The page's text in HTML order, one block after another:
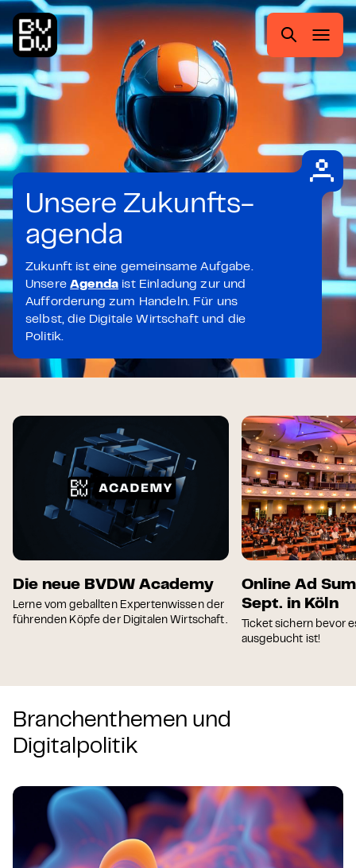
Zum
Hauptmenü
springen
Zur
Suche
springen
Zum
Inhalt
springen
Zum
Footer
springen
Suchen
nach:
Unsere Zukunfts-
agenda
Zukunft ist eine gemeinsame Aufgabe.
UnsereAgenda ist Einladung zur und
Aufforderung zum Handeln. Für uns
selbst, die Digitale Wirtschaft und die
Politik.
Die neue BVDW Academy
Lerne vom geballten Expertenwissen der
führenden Köpfe der Digitalen Wirtschaft.
Online Ad
Sept. in Köln
Ticket sichern bevor
ausgebucht ist!
Branchenthemen und
Digitalpolitik